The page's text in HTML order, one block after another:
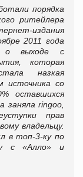
порядка
ритейлера
издания
2011 года
о выходе с
которая
назкая
источника со
оставшихся
заняла ringoo
прав
владельцу.
в топ-3-ку по
с «Алло» и